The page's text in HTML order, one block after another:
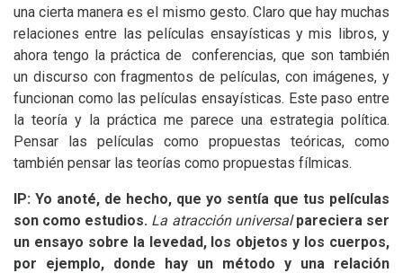
una cierta manera es el mismo gesto. Claro que hay muchas
relaciones entre las películas ensayísticas y mis libros, y
ahora tengo la práctica de conferencias, que son también
un discurso con fragmentos de películas, con imágenes, y
funcionan como las películas ensayísticas. Este paso entre
la teoría y la práctica me parece una estrategia política.
Pensar las películas como propuestas teóricas, como
también pensar las teorías como propuestas fílmicas.
IP: Yo anoté, de hecho, que yo sentía que tus películas
son como estudios. La atracción universalpareciera ser
un ensayo sobre la levedad, los objetos y los cuerpos,
por ejemplo, donde hay un método y una relación